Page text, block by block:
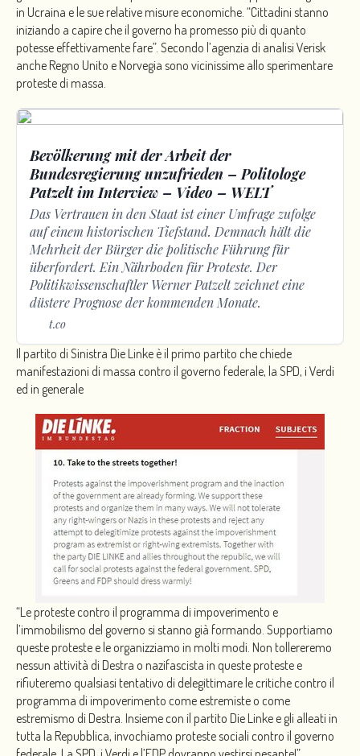
in Ucraina e le sue relative misure economiche. “Cittadini stanno
iniziando a capire che il governo ha promesso più di quanto
potesse effettivamente fare”. Secondo l’agenzia di analisi Verisk
anche Regno Unito e Norvegia sono vicinissime allo sperimentare
proteste di massa.
Bevölkerung mit der Arbeit der
Bundesregierung unzufrieden – Politologe
Patzelt im Interview – Video – WELT
Das Vertrauen in den Staat ist einer Umfrage zufolge
auf einem historischen Tiefstand. Demnach hält die
Mehrheit der Bürger die politische Führung für
überfordert. Ein Nährboden für Proteste. Der
Politikwissenschaftler Werner Patzelt zeichnet eine
düstere Prognose der kommenden Monate.
t.co
Il partito di Sinistra Die Linke è il primo partito che chiede
manifestazioni di massa contro il governo federale, la SPD, i Verdi
ed in generale
“Le proteste contro il programma di impoverimento e
l’immobilismo del governo si stanno già formando. Supportiamo
queste proteste e le organizziamo in molti modi. Non tollereremo
nessun attività di Destra o nazifascista in queste proteste e
rifiuteremo qualsiasi tentativo di delegittimare le critiche contro il
programma di impoverimento come estremiste o come
estremismo di Destra. Insieme con il partito Die Linke e gli alleati in
tutta la Repubblica, invochiamo proteste sociali contro il governo